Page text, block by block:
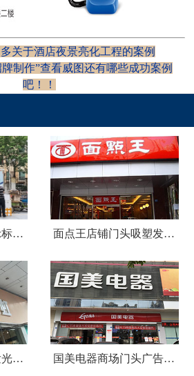
关于酒店夜景亮化工程的案例
牌制作”查看威图还有哪些成功案例
吧！
！
深圳车库出入口指示标识牌制作 面点王店铺门头吸塑发光字广告招牌
天虹商场门头灯箱发光字广告招牌 国美电器商场门头广告招牌设计制作安装